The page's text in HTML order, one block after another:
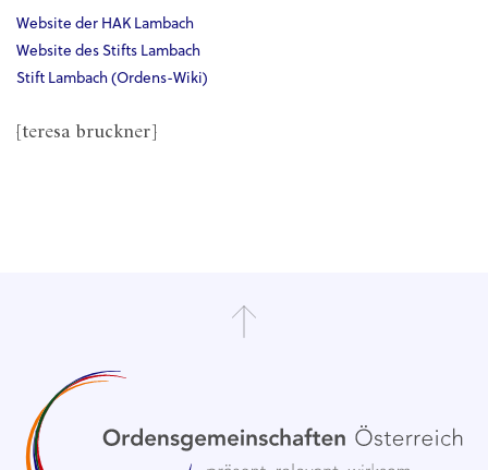
Website der HAK Lambach
Website des Stifts Lambach
Stift Lambach (Ordens-Wiki)
[teresa bruckner]